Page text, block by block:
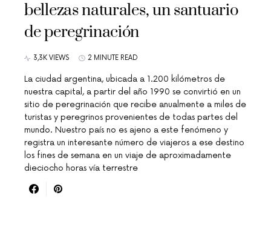
bellezas naturales, un santuario
de peregrinación
3,3K VIEWS 2 MINUTE READ
La ciudad argentina, ubicada a 1.200 kilómetros de
nuestra capital, a partir del año 1990 se convirtió en un
sitio de peregrinación que recibe anualmente a miles de
turistas y peregrinos provenientes de todas partes del
mundo. Nuestro país no es ajeno a este fenómeno y
registra un interesante número de viajeros a ese destino
los fines de semana en un viaje de aproximadamente
dieciocho horas vía terrestre